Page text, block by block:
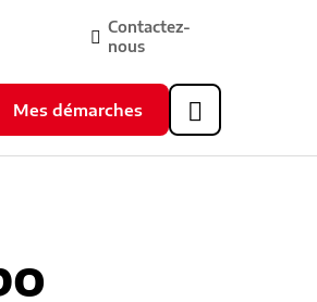
Header
Contactez-
nous
Mes démarches